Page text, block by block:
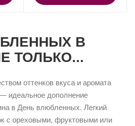
В
ТОЛЬКО...
оттенков вкуса и аромата
идеальное дополнение
в День влюбленных. Легкий
с ореховыми, фруктовыми или